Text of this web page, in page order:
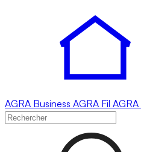
AGRA Business AGRA Fil AGRA